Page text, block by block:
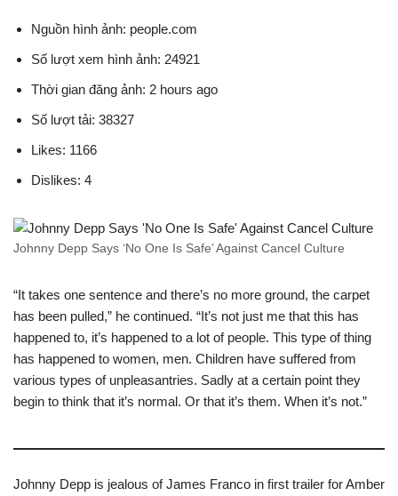
Nguồn hình ảnh: people.com
Số lượt xem hình ảnh: 24921
Thời gian đăng ảnh: 2 hours ago
Số lượt tải: 38327
Likes: 1166
Dislikes: 4
Johnny Depp Says ‘No One Is Safe’ Against Cancel Culture
“It takes one sentence and there’s no more ground, the carpet
has been pulled,” he continued. “It’s not just me that this has
happened to, it’s happened to a lot of people. This type of thing
has happened to women, men. Children have suffered from
various types of unpleasantries. Sadly at a certain point they
begin to think that it’s normal. Or that it’s them. When it’s not.”
Johnny Depp is jealous of James Franco in first trailer for Amber